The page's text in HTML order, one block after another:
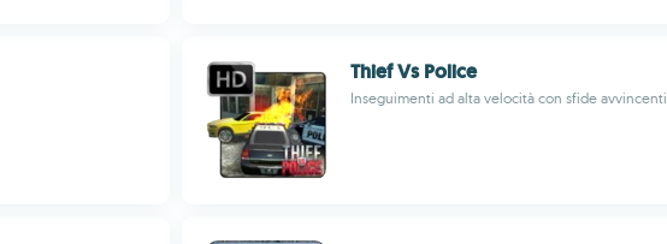
Thief Vs Police
Inseguimenti ad alta velocità con sfide avvincenti